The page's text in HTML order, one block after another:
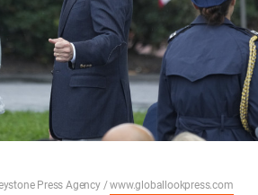
Press Agency /www.globallookpress.com